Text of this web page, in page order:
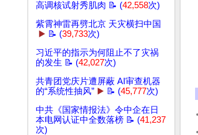
高调核试射秀肌肉 📝 (42,558次)
紫霄神雷再劈北京 天灾横扫中国
▶️ 📝 (39,733次)
习近平的指示为何阻止不了灾祸
的发生 📝 (42,027次)
共青团党庆片遭屏蔽 AI审查机器
的“系统性抽风” ▶️ 📝 (45,777次)
中共《国家情报法》令中企在日
本电网认证中全数落榜 📝 (41,237
次)